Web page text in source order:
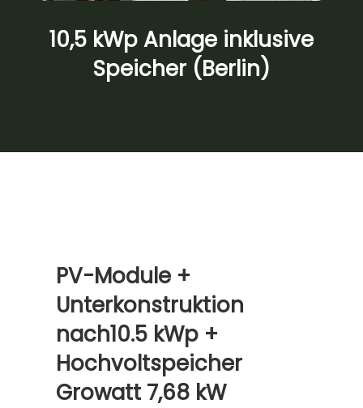
10,5 kWp Anlage inklusive
Speicher (Berlin)
PV-Module +
Unterkonstruktion
nach10.5 kWp +
Hochvoltspeicher
Growatt 7,68 kW